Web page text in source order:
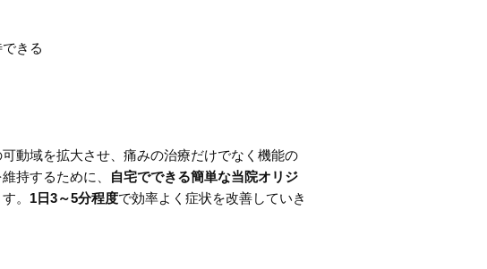
きる
動域を拡大させ、痛みの治療だけでなく機能の
持するために、
自宅でできる簡単な当院オリジ
。 1日3～5分程度で効率よく症状を改善していき